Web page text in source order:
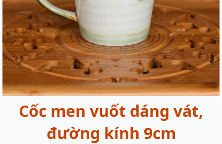
Cốc men vuốt dáng vát,
đường kính 9cm